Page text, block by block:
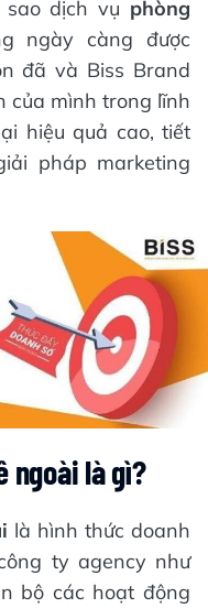
dịch vụ phòng
ngày càng được
đã và Biss Brand
của mình trong lĩnh
hiệu quả cao, tiết
pháp marketing
ngoài là gì?
là hình thức doanh
ty agency như
bộ các hoạt động